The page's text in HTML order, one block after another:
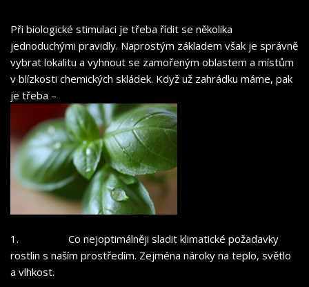
Při biologické stimulaci je třeba řídit se několika
jednoduchými pravidly. Naprostým základem však je správně
vybrat lokalitu a vyhnout se zamořeným oblastem a místům
v blízkosti chemických skládek. Když už zahrádku máme, pak
je třeba –
1.
Co nejoptimálněji sladit klimatické požadavky
rostlin s naším prostředím. Zejména nároky na teplo, světlo
a vlhkost.